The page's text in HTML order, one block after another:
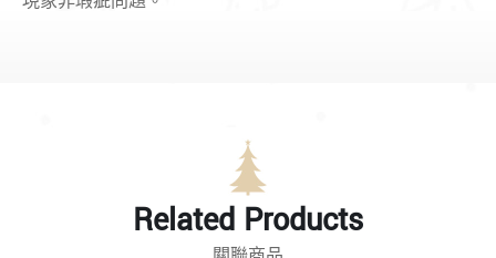
Related Products